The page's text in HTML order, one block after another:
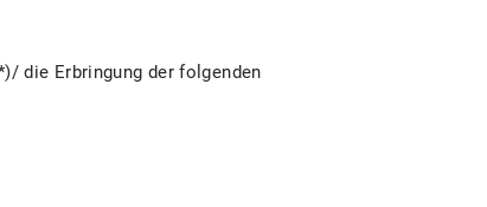
die Erbringung der folgenden